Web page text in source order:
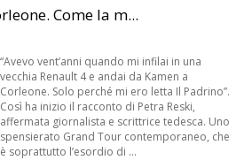
Come la m...
“Avevo vent’anni quando mi infilai in una
vecchia Renault 4 e andai da Kamen a
Corleone. Solo perché mi ero letta Il Padrino”.
Così ha inizio il racconto di Petra Reski,
affermata giornalista e scrittrice tedesca. Uno
spensierato Grand Tour contemporaneo, che
è soprattutto l’esordio di ...